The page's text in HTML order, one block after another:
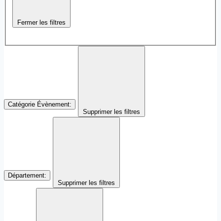
Fermer les filtres
Catégorie Évènement:
Supprimer les filtres
Département:
Supprimer les filtres